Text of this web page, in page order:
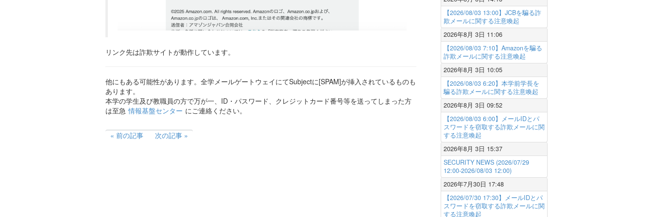
リンク先は詐欺サイトが動作しています。
他にもある可能性があります。全学メールゲートウェイにてSubjectに[SPAM]が挿入されているものも
あります。
本学の学生及び教職員の方で万が一、ID・パスワード、クレジットカード番号等を送ってしまった方
は至急 情報基盤センター にご連絡ください。
前の記事 次の記事
【2026/08/03 13:00】JCBを騙る詐
欺メールに関する注意喚起
2026年8月 3日 11:06
【2026/08/03 7:10】Amazonを騙る
詐欺メールに関する注意喚起
2026年8月 3日 10:05
【2026/08/03 6:20】本学前学長を
騙る詐欺メールに関する注意喚起
2026年8月 3日 09:52
【2026/08/03 6:00】メールIDとパ
スワードを窃取する詐欺メールに関
する注意喚起
2026年8月 3日 15:37
SECURITY NEWS (2026/07/29
12:00-2026/08/03 12:00)
2026年7月30日 17:48
【2026/07/30 17:30】メールIDとパ
スワードを窃取する詐欺メールに関
する注意喚起